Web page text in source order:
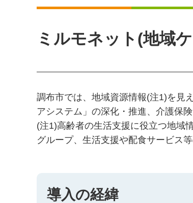
ミルモネット(地域
調布市では、地域資源情報(注1)を見
アシステム」の深化・推進、介護保
(注1)高齢者の生活支援に役立つ地域
グループ、生活支援や配食サービス
導入の経緯